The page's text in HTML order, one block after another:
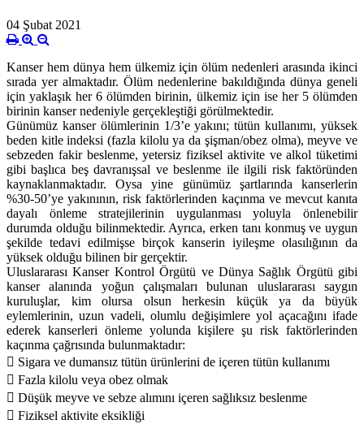
04 Şubat 2021
Kanser hem dünya hem ülkemiz için ölüm nedenleri arasında ikinci
sırada yer almaktadır. Ölüm nedenlerine bakıldığında dünya geneli
için yaklaşık her 6 ölümden birinin, ülkemiz için ise her 5 ölümden
birinin kanser nedeniyle gerçekleştiği görülmektedir.
Günümüz kanser ölümlerinin 1/3’e yakını; tütün kullanımı, yüksek
beden kitle indeksi (fazla kilolu ya da şişman/obez olma), meyve ve
sebzeden fakir beslenme, yetersiz fiziksel aktivite ve alkol tüketimi
gibi başlıca beş davranışsal ve beslenme ile ilgili risk faktöründen
kaynaklanmaktadır. Oysa yine günümüz şartlarında kanserlerin
%30-50’ye yakınının, risk faktörlerinden kaçınma ve mevcut kanıta
dayalı önleme stratejilerinin uygulanması yoluyla önlenebilir
durumda olduğu bilinmektedir. Ayrıca, erken tanı konmuş ve uygun
şekilde tedavi edilmişse birçok kanserin iyileşme olasılığının da
yüksek olduğu bilinen bir gerçektir.
Uluslararası Kanser Kontrol Örgütü ve Dünya Sağlık Örgütü gibi
kanser alanında yoğun çalışmaları bulunan uluslararası saygın
kuruluşlar, kim olursa olsun herkesin küçük ya da büyük
eylemlerinin, uzun vadeli, olumlu değişimlere yol açacağını ifade
ederek kanserleri önleme yolunda kişilere şu risk faktörlerinden
kaçınma çağrısında bulunmaktadır:
 Sigara ve dumansız tütün ürünlerini de içeren tütün kullanımı
 Fazla kilolu veya obez olmak
 Düşük meyve ve sebze alımını içeren sağlıksız beslenme
 Fiziksel aktivite eksikliği